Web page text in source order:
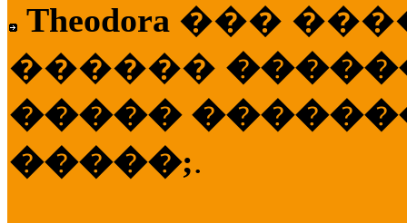
Theodora ���
������
�����
�����;.